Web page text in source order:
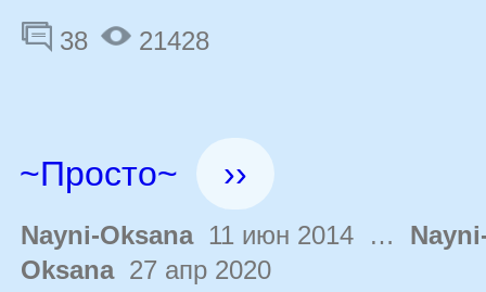
38
21428
~Просто~ ››
Nayni-Oksana11 июн 2014 …
Oksana27 апр 2020